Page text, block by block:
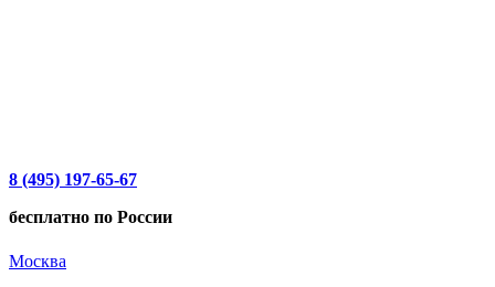
8 (495) 197-65-67
бесплатно по России
Москва